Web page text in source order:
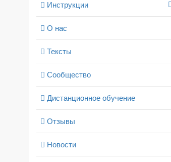
Инструкции
О нас
Тексты
Сообщество
Дистанционное обучение
Отзывы
Новости